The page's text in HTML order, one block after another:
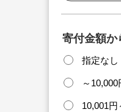
寄付金額か
指定なし
～10,000
10,001円